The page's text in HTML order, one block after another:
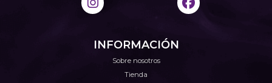
INFORMACIÓN
Sobre nosotros
Tienda